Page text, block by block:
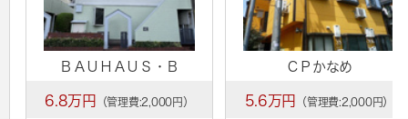
ＢＡＵＨＡＵＳ・Ｂ
6.8万円 （管理費:2,000円）
ＣＰかなめ
5.6万円 （管理費:2,000円）